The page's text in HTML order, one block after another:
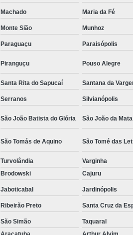
Camisa
Camisa Social
Camisa
Camisa
Fábrica de
Fábrica
Loja com Moda
Loja Executivo
Loja Moda
Moda
Moda
Machado Maria da Fé
Monte Sião Munhoz
Paraguaçu Paraisópolis
Piranguçu Pouso Alegre
Santa Rita do Sapucaí Santana da
Serranos Silvianópolis
São João Batista do Glória São João da Mata
São Tomás de Aquino São Tomé das
Turvolândia Varginha
Brodowski Cajuru
Jaboticabal Jardinópolis
Ribeirão Preto Santa Cruz da
São Simão
Taquaral